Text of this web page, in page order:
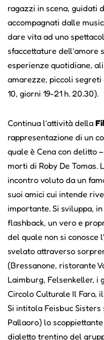
ragazzi in scena, guidati
accompagnati dalle
dare vita ad uno
sfaccettature dell’amore
esperienze quotidiane,
amarezze, piccoli segreti
10, giorni 19-21 h. 20.30).
Continua l’attività della
rappresentazione di un
quale è Cena con delitto
morti di Roby De Tomas.
incontro voluto da un
suoi amici cui intende
importante. Si sviluppa,
flashback, un vero e
del quale non si conosce
svelato attraverso
(Bressanone, ristorante
Laimburg, Felsenkeller, i
Circolo Culturale Il Faro,
Si intitola Feisbuc
Pallaoro) lo
dialetto trentino del